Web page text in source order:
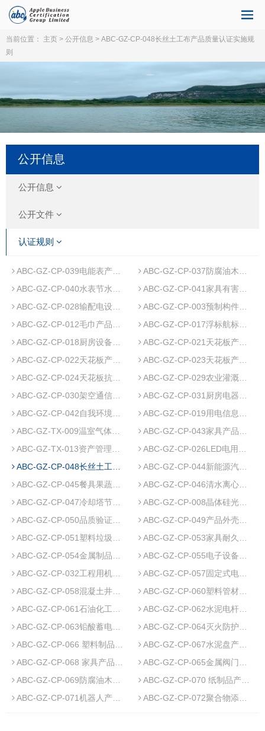
当前位置： 主页 > 公开信息 > ABC-GZ-CP-048长丝土工布产品质量认证实施规
则
公开信息
公开信息
公开文件
认证规则
ABC-GZ-CP-039电能表产品碳足迹认证实施规则
ABC-GZ-CP-037防腐油木杆低碳产品认证实施规则
ABC-GZ-CP-040水表节水产品认证实施规则
ABC-GZ-CP-041家具有害物质限量产品认证实施规则
ABC-GZ-CP-028输配电设备产品碳足迹认证实施规则
ABC-GZ-CP-003预制构件产品质量认证实施规则
ABC-GZ-CP-012毛巾产品质量认证实施规则
ABC-GZ-CP-017浮标航标产品防进水认证实施规则
ABC-GZ-CP-018厨房设备食品接触产品认证实施规则
ABC-GZ-CP-021天花板产品阻燃认证实施规则
ABC-GZ-CP-022天花板产品有害物质限量认证实施规则
ABC-GZ-CP-023天花板产品防霉认证实施规则
ABC-GZ-CP-024天花板抗菌产品认证实施规则
ABC-GZ-CP-029农业灌溉用过滤器节水产品认证实施规则
ABC-GZ-CP-030架空通信线路铁件自我环境声明（Ⅱ型环境标志）产品认证实施规则
ABC-GZ-CP-031厨房电器设备自我环境声明（Ⅱ型环境标志）产品认证实施规则
ABC-GZ-CP-042自我环境声明（Ⅱ型环境标志）产品认证实施规则 服装
ABC-GZ-CP-019用电信息采集终端产品碳足迹认证实施规则
ABC-GZ-TX-009温室气体管理体系认证实施规则
ABC-GZ-CP-043家具产品品质验证认证实施规则
ABC-GZ-TX-013资产管理体系认证实施规则
ABC-GZ-CP-026LED电用光电器具产品碳足迹认证实施规则
ABC-GZ-CP-048长丝土工布产品质量认证实施规则
ABC-GZ-CP-044新能源汽车产品碳足迹认证实施规则
ABC-GZ-CP-045餐具果蔬洗涤剂产品质量认证实施规则
ABC-GZ-CP-046清水离心泵节能产品认证实施规则
ABC-GZ-CP-047冷却塔节水产品认证实施规则
ABC-GZ-CP-008晶体硅光伏组件产品碳足迹认证规则
ABC-GZ-CP-050品质验证产品认证实施规则电磁灶
ABC-GZ-CP-049产品外壳防护等级认证实施规则流量计
ABC-GZ-CP-051塑料垃圾袋产品质量认证实施规则
ABC-GZ-CP-053家具耐久性产品认证实施规则
ABC-GZ-CP-054金属制品产品碳足迹认证实施规则
ABC-GZ-CP-055电子设备产品碳足迹认证实施规则
ABC-GZ-CP-032工程用机编钢丝网及组合体产品质量认证实施规则
ABC-GZ-CP-057固定式电化学储能系统产品碳足迹认证实施规则
ABC-GZ-CP-058混凝土井盖产品碳足迹认证实施规则
ABC-GZ-CP-060塑料管材管件产品碳足迹认证实施规则
ABC-GZ-CP-061石油化工助剂产品碳足迹认证实施规则
ABC-GZ-CP-062水泥电杆产品碳足迹认证实施规则
ABC-GZ-CP-063铅酸蓄电池产品碳足迹认证实施规则
ABC-GZ-CP-064灭火防护服产品碳足迹认证实施规则
ABC-GZ-CP-066 塑料制品产品碳足迹认证实施规则
ABC-GZ-CP-067水泥盘产品碳足迹认证实施规则
ABC-GZ-CP-068 家具产品碳足迹认证实施规则
ABC-GZ-CP-065金属阀门产品碳足迹认证实施规则
ABC-GZ-CP-069防腐油木杆产品碳足迹认证实施规则
ABC-GZ-CP-070 纸制品产品碳足迹认证实施规则
ABC-GZ-CP-071机器人产品碳足迹认证实施规则
ABC-GZ-CP-072聚合物添加剂产品碳足迹认证实施规则